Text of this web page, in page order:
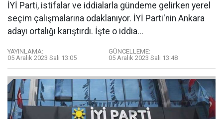
İYİ Parti, istifalar ve iddialarla gündeme gelirken yerel
seçim çalışmalarına odaklanıyor. İYİ Parti'nin Ankara
adayı ortalığı karıştırdı. İşte o iddia...
YAYINLAMA:
05 Aralık 2023 Salı 13:05
GÜNCELLEME:
05 Aralık 2023 Salı 13:48